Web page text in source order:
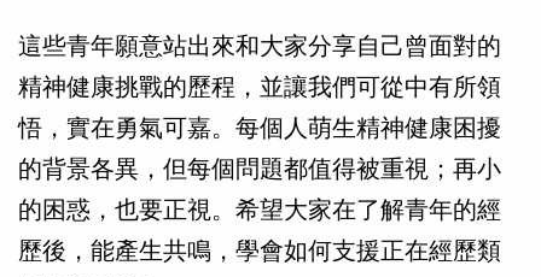
這些青年願意站出來和大家分享自己曾面對的
精神健康挑戰的歷程，並讓我們可從中有所領
悟，實在勇氣可嘉。每個人萌生精神健康困擾
的背景各異，但每個問題都值得被重視；再小
的困惑，也要正視。希望大家在了解青年的經
歷後，能產生共鳴，學會如何支援正在經歷類